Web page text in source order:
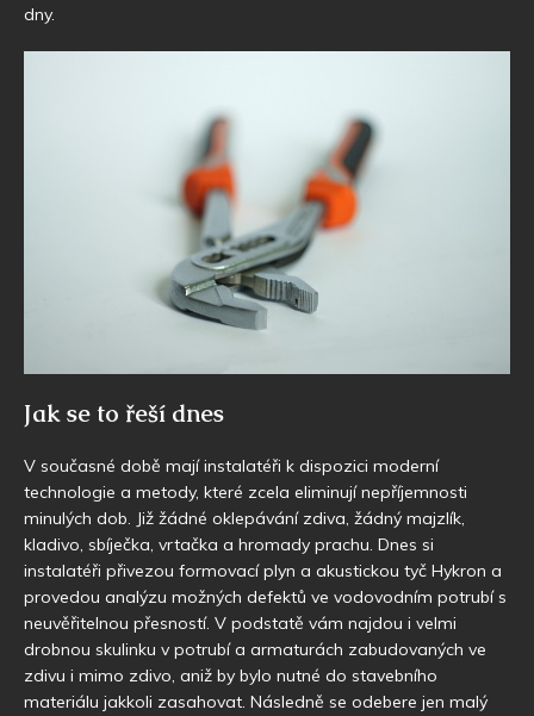
dny.
Jak se to řeší dnes
V současné době mají instalatéři k dispozici moderní
technologie a metody, které zcela eliminují nepříjemnosti
minulých dob. Již žádné oklepávání zdiva, žádný majzlík,
kladivo, sbíječka, vrtačka a hromady prachu. Dnes si
instalatéři přivezou formovací plyn a akustickou tyč Hykron a
provedou analýzu možných defektů ve vodovodním potrubí s
neuvěřitelnou přesností. V podstatě vám najdou i velmi
drobnou skulinku v potrubí a armaturách zabudovaných ve
zdivu i mimo zdivo, aniž by bylo nutné do stavebního
materiálu jakkoli zasahovat. Následně se odebere jen malý